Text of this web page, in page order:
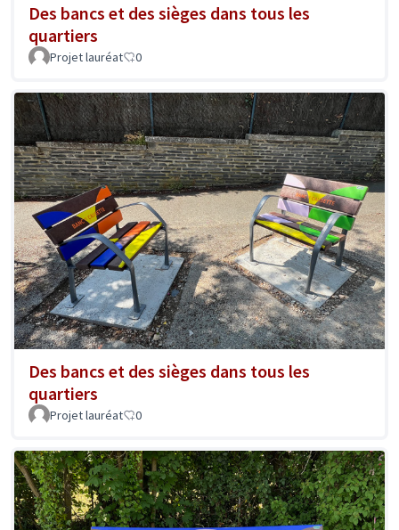
Des bancs et des sièges dans tous les
quartiers
Projet lauréat 0
Des bancs et des sièges dans tous les
quartiers
Projet lauréat 0